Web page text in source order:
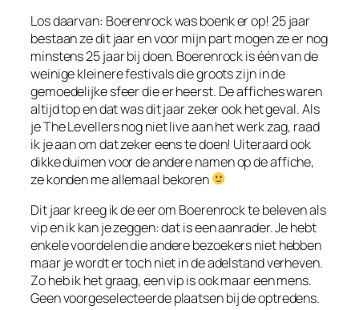
Los daarvan: Boerenrock was boenk er op! 25 jaar
bestaan ze dit jaar en voor mijn part mogen ze er nog
minstens 25 jaar bij doen. Boerenrock is één van de
weinige kleinere festivals die groots zijn in de
gemoedelijke sfeer die er heerst. De affiches waren
altijd top en dat was dit jaar zeker ook het geval. Als
je The Levellers nog niet live aan het werk zag, raad
ik je aan om dat zeker eens te doen! Uiteraard ook
dikke duimen voor de andere namen op de affiche,
ze konden me allemaal bekoren
Dit jaar kreeg ik de eer om Boerenrock te beleven als
vip en ik kan je zeggen: dat is een aanrader. Je hebt
enkele voordelen die andere bezoekers niet hebben
maar je wordt er toch niet in de adelstand verheven.
Zo heb ik het graag, een vip is ook maar een mens.
Geen voorgeselecteerde plaatsen bij de optredens.